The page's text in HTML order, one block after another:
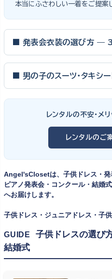
本当にふさわしい一着をご提案し
■ 発表会衣装の選び方 — 3
ピアノ発表会・バイオリン発表会
って特別な一日。元ピアノ教師と
① サイズは"ジャストフィット"
舞台上で最も美しく見えるのは、
イズのドレス・スーツです。「大
何よりお子様を輝かせます。レン
ズを遠慮なく選べるのが最大のメ
② 舞台で映える色・楽器に合う
発表会の舞台は照明が強く、客席
ます。ネイビー・ブラック・深み
■ 男の子のスーツ・タキシ
向け、スリーピーススーツやベス
けと、シーンで使い分けるのがお
ツ・タキシード一覧
レンタルの不安・メ
レンタルのご
Angel'sClosetは、子供ドレス・発
ピアノ発表会・コンクール・結婚
へお届けします。
子供ドレス・ジュニアドレス・子
GUIDE
子供ドレスの選び
結婚式